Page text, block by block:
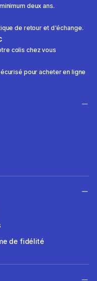
deux ans.
de retour et d'échange.
colis chez vous
pour acheter en ligne
de fidélité